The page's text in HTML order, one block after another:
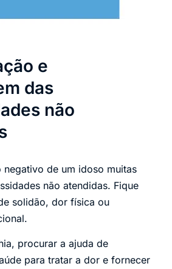
e
das
não
negativo de um idoso muitas
não atendidas. Fique
solidão, dor física ou
procurar a ajuda de
para tratar a dor e fornecer